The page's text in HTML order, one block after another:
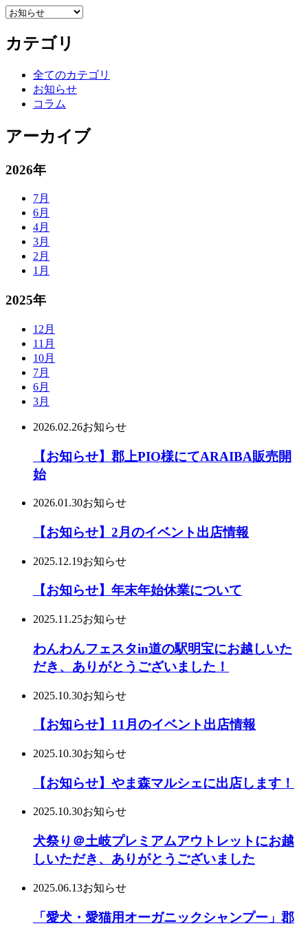
カテゴリ
全てのカテゴリ
お知らせ
コラム
アーカイブ
2026年
7月
6月
4月
3月
2月
1月
2025年
12月
11月
10月
7月
6月
3月
2026.02.26お知らせ
【お知らせ】郡上PIO様にてARAIBA販売開
始
2026.01.30お知らせ
【お知らせ】2月のイベント出店情報
2025.12.19お知らせ
【お知らせ】年末年始休業について
2025.11.25お知らせ
わんわんフェスタin道の駅明宝にお越しいた
だき、ありがとうございました！
2025.10.30お知らせ
【お知らせ】11月のイベント出店情報
2025.10.30お知らせ
【お知らせ】やま森マルシェに出店します！
2025.10.30お知らせ
犬祭り＠土岐プレミアムアウトレットにお越
しいただき、ありがとうございました
2025.06.13お知らせ
「愛犬・愛猫用オーガニックシャンプー」郡